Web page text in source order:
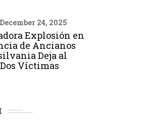
December 24, 2025
Explosión en
de Ancianos
Deja al
Víctimas